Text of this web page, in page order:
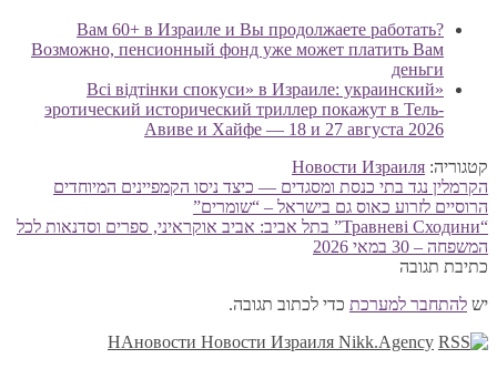
Вам 60+ в Израиле и Вы продолжаете работать?
Возможно, пенсионный фонд уже может платить Вам
деньги
«Всі відтінки спокуси» в Израиле: украинский
эротический исторический триллер покажут в Тель-
Авиве и Хайфе — 18 и 27 августа 2026
קטגוריה: Новости Израиля
ניווט
הפוסט
הקודם:
הקרמלין נגד בתי כנסת ומסגדים — כיצד ניסו הקמפיינים המיוחדים
הרוסיים לזרוע כאוס גם בישראל – “שומרים”
הפוסט
הבא:
“Травневі Сходини” בתל אביב: אביב אוקראיני, ספרים וסדנאות לכל
המשפחה – 30 במאי 2026
כתיבת תגובה
יש להתחבר למערכת כדי לכתוב תגובה.
НАновости Новости Израиля Nikk.Agency